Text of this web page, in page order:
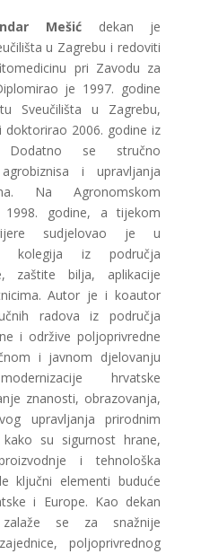
Mešić dekan je
u Zagrebu i redoviti
pri Zavodu za
je 1997. godine
Sveučilišta u Zagrebu,
2006. godine iz
Dodatno se stručno
i upravljanja
Na Agronomskom
godine, a tijekom
sudjelovao je u
kolegija iz područja
zaštite bilja, aplikacije
Autor je i koautor
radova iz područja
i održive poljoprivredne
i javnom djelovanju
hrvatske
znanosti, obrazovanja,
upravljanja prirodnim
su sigurnost hrane,
i tehnološka
ključni elementi buduće
i Europe. Kao dekan
zalaže se za snažnije
poljoprivrednog